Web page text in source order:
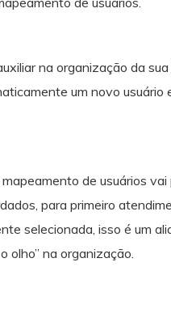
na organização da
um novo
de usuários
para primeiro
selecionada, isso é um
olho” na organização.